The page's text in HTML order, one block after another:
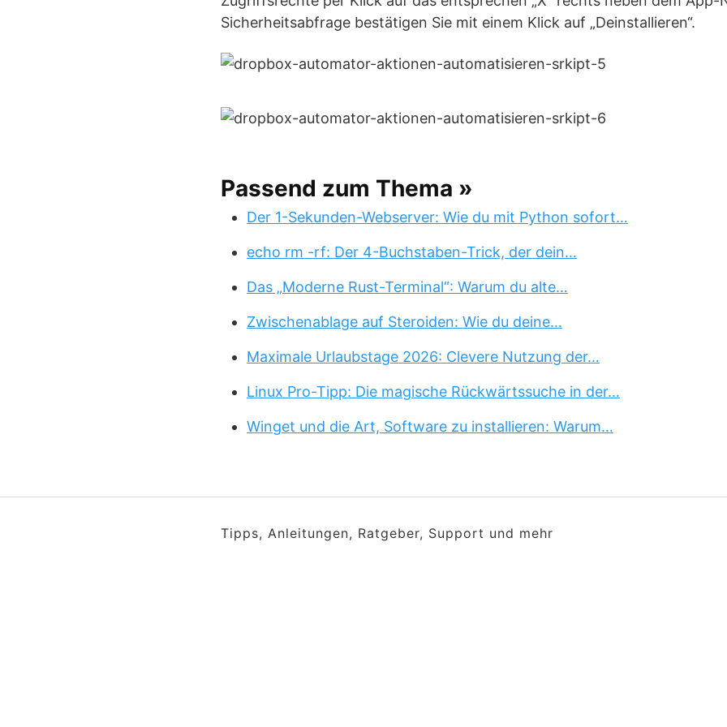
Sicherheitsabfrage bestätigen Sie mit einem Klick auf „Deinstallieren“.
Passend zum Thema »
Der 1-Sekunden-Webserver: Wie du mit Python sofort…
echo rm -rf: Der 4-Buchstaben-Trick, der dein…
Das „Moderne Rust-Terminal“: Warum du alte…
Zwischenablage auf Steroiden: Wie du deine…
Maximale Urlaubstage 2026: Clevere Nutzung der…
Linux Pro-Tipp: Die magische Rückwärtssuche in der…
Winget und die Art, Software zu installieren: Warum…
Tipps, Anleitungen, Ratgeber, Support und mehr